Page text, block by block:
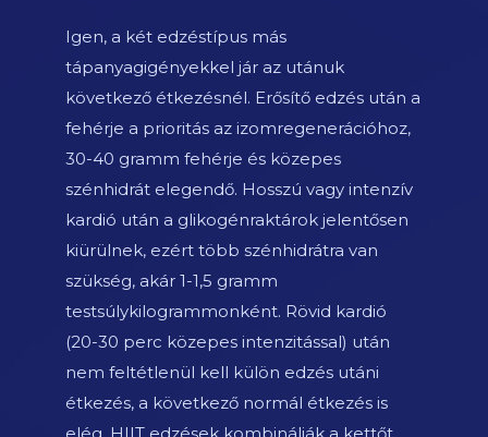
Igen, a két edzéstípus más
tápanyagigényekkel jár az utánuk
következő étkezésnél. Erősítő edzés után a
fehérje a prioritás az izomregenerációhoz,
30-40 gramm fehérje és közepes
szénhidrát elegendő. Hosszú vagy intenzív
kardió után a glikogénraktárok jelentősen
kiürülnek, ezért több szénhidrátra van
szükség, akár 1-1,5 gramm
testsúlykilogrammonként. Rövid kardió
(20-30 perc közepes intenzitással) után
nem feltétlenül kell külön edzés utáni
étkezés, a következő normál étkezés is